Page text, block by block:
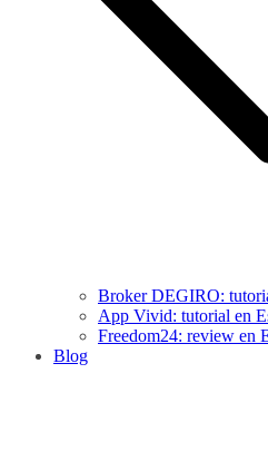
Broker DEGIRO:
App Vivid: tutorial en
Freedom24: review en
Blog